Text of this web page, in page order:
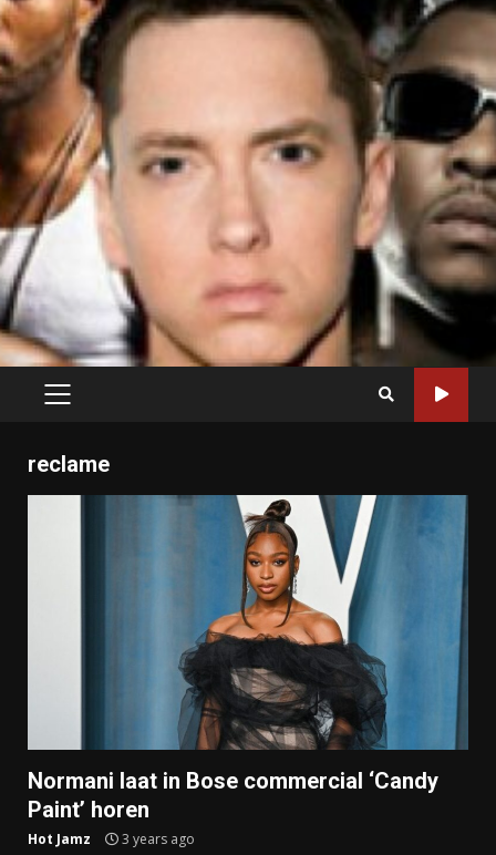
PRIMARY
reclame
Normani laat in Bose commercial ‘Candy
Paint’ horen
Hot Jamz 3 years ago